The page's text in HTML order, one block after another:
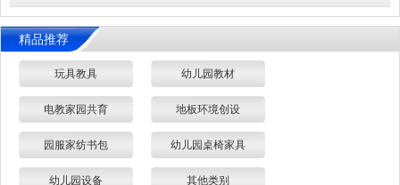
精品推荐
玩具教具 幼儿园教材
电教家园共育 地板环境创设
园服家纺书包 幼儿园桌椅家具
幼儿园设备 其他类别